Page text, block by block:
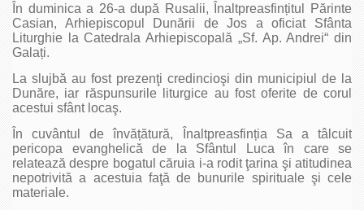
În duminica a 26-a după Rusalii, Înaltpreasfințitul Părinte
Casian, Arhiepiscopul Dunării de Jos a oficiat Sfânta
Liturghie la Catedrala Arhiepiscopală „Sf. Ap. Andrei“ din
Galați.
La slujbă au fost prezenţi credincioşi din municipiul de la
Dunăre, iar răspunsurile liturgice au fost oferite de corul
acestui sfânt locaş.
În cuvântul de învățătură, Înaltprea­sfinția Sa a tâlcuit
pericopa evanghelică de la Sfântul Luca în care se
relatează despre bogatul căruia i-a rodit ţarina şi atitudinea
nepotrivită a acestuia faţă de bunurile spirituale şi cele
materiale.